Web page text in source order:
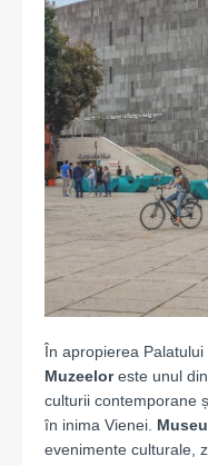
În apropierea
Muzeeloreste unul
culturii contemporane
în inima Vienei.
evenimente culturale,